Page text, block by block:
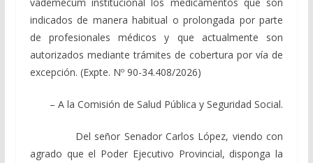
indicados de manera habitual o prolongada por parte
de profesionales médicos y que actualmente son
autorizados mediante trámites de cobertura por vía de
excepción. (Expte. Nº 90-34.408/2026)
– A la Comisión de Salud Pública y Seguridad Social.
Del señor Senador Carlos López, viendo con
agrado que el Poder Ejecutivo Provincial, disponga la